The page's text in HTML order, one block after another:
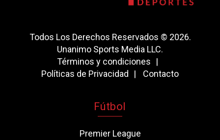
Todos Los Derechos Reservados © 2026.
Unanimo Sports Media LLC.
Términos y condiciones
Políticas de Privacidad
Contacto
Fútbol
Premier League